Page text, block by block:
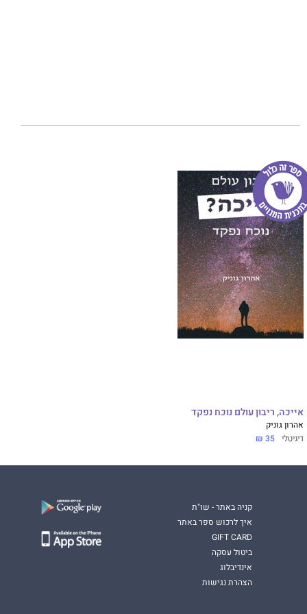
אייכה, ריבון עולם נוכח נפקד
אהרון גוניק
דיגיטלי 35 ₪
קניה באתר - שו"ת
איך לרכוש ספר באתר
GIFT CARD
ביטול עסקה
אינדיבלוג
הצהרת נגישות